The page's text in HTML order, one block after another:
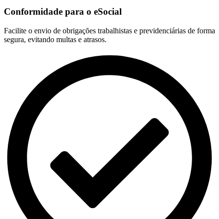
Conformidade para o eSocial
Facilite o envio de obrigações trabalhistas e previdenciárias de forma
segura, evitando multas e atrasos.